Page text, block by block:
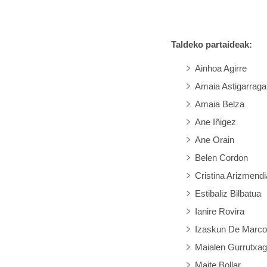
Taldeko partaideak:
Ainhoa Agirre
Amaia Astigarraga
Amaia Belza
Ane Iñigez
Ane Orain
Belen Cordon
Cristina
Estibaliz Bilbatua
Ianire Rovira
Izaskun De
Maialen
Maite Bollar